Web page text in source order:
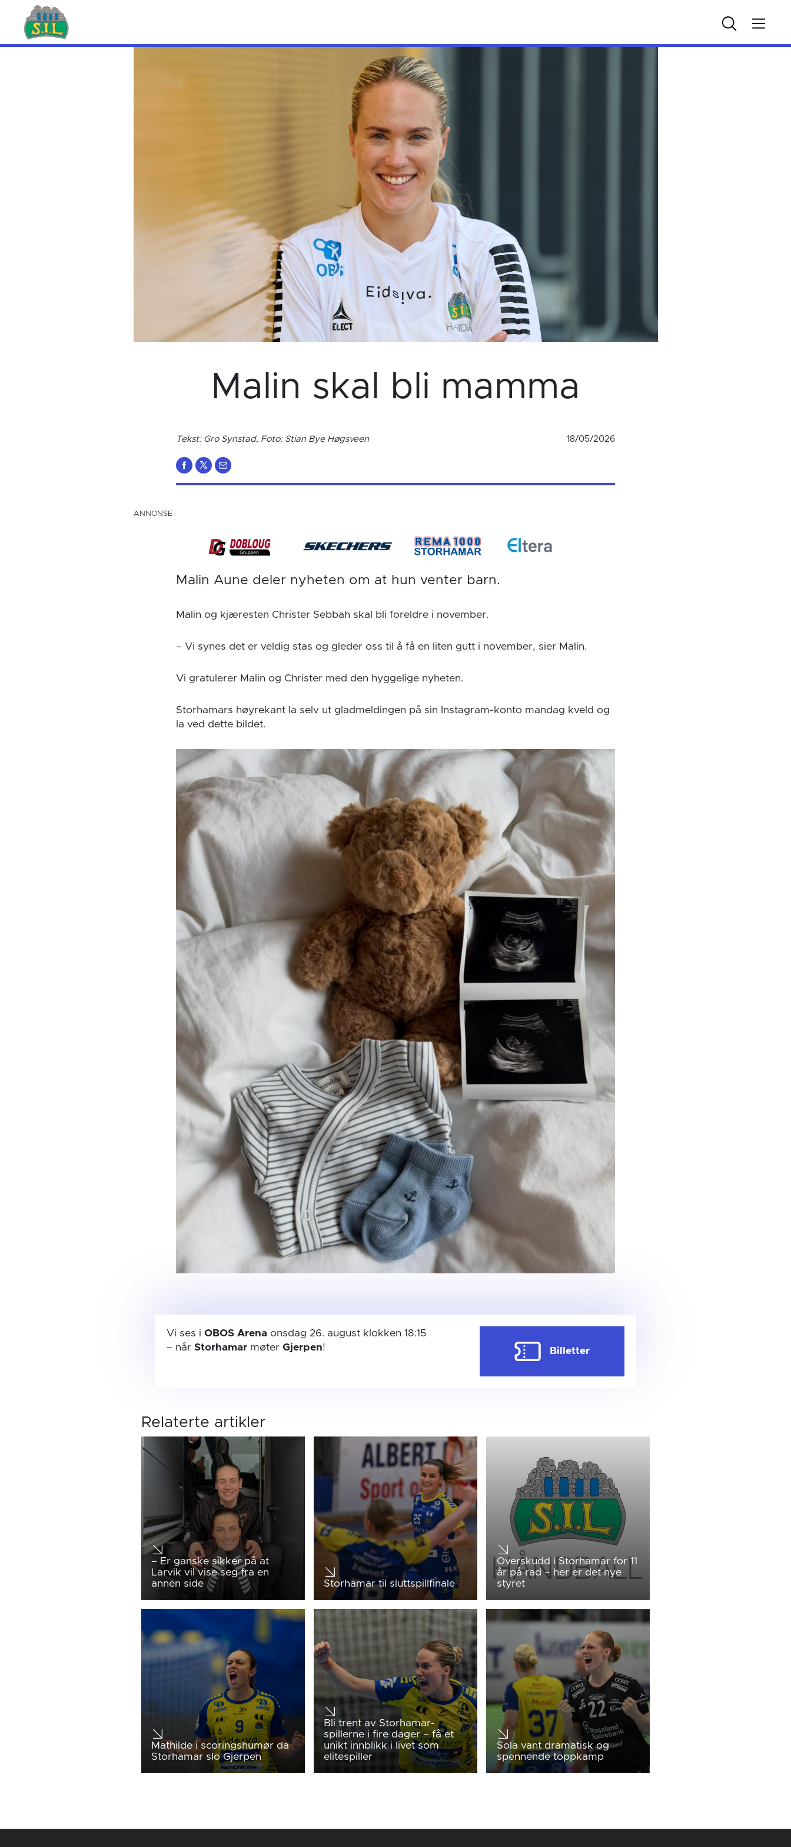
Malin skal bli mamma
Tekst: Gro Synstad, Foto: Stian Bye Høgsveen 18/05/2026
Malin Aune deler nyheten om at hun venter barn.
Malin og kjæresten Christer Sebbah skal bli foreldre i november.
– Vi synes det er veldig stas og gleder oss til å få en liten gutt i november, sier Malin.
Vi gratulerer Malin og Christer med den hyggelige nyheten.
Storhamars høyrekant la selv ut gladmeldingen på sin Instagram-konto mandag kveld og
la ved dette bildet.
Vi ses i OBOS Arenaonsdag 26. august klokken 18:15
– når Storhamarmøter Gjerpen! Billetter
Relaterte artikler
– Er ganske sikker på at
Larvik vil vise seg fra en
annen side
Storhamar til sluttspillfinale
Overskudd i Storhamar for 11
år på rad – her er det nye
styret
Mathilde i scoringshumør da
Storhamar slo Gjerpen
Bli trent av Storhamar-
spillerne i fire dager – få et
unikt innblikk i livet som
elitespiller
Sola vant dramatisk og
spennende toppkamp